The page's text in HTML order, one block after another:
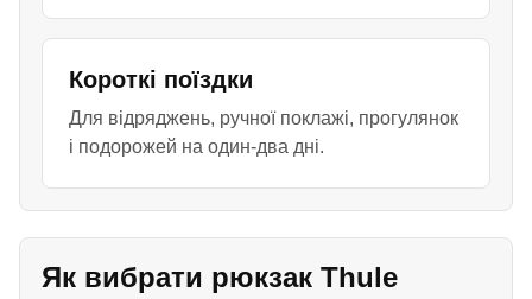
Короткі поїздки
Для відряджень, ручної поклажі, прогулянок
і подорожей на один-два дні.
Як вибрати рюкзак Thule